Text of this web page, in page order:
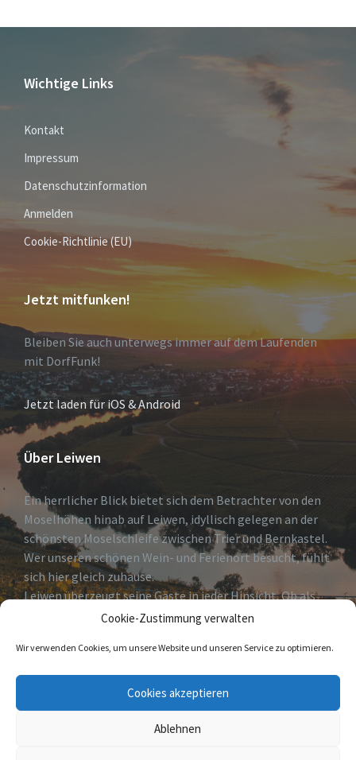
Cookie-Zustimmung verwalten
Wir verwenden Cookies, um unsere Website und unseren Service zu optimieren.
Cookies akzeptieren
Ablehnen
Wichtige Links
Kontakt
Impressum
Datenschutzinformation
Anmelden
Cookie-Richtlinie (EU)
Jetzt mitfunken!
Bleiben Sie auch unterwegs immer auf dem Laufenden
mit DorfFunk!
Jetzt laden für iOS & Android
Über Leiwen
Ein herrlicher Blick bietet sich dem Betrachter von den
Moselhöhen hinab auf Leiwen, idyllisch gelegen an der
schönsten Moselschleife zwischen Trier und Bernkastel.
Wer unseren schönen Wein- und Ferienort besucht, fühlt
sich hier gleich zuhause.
Leiwen überzeugt seine Gäste in jeder Hinsicht. Ob als
erholsames Urlaubsdomizil, Geheimtip für Weinkenner
werden wollen oder Eldorado für Freizeitsportler.
Wir heißen Sie herzlich Willkommen!